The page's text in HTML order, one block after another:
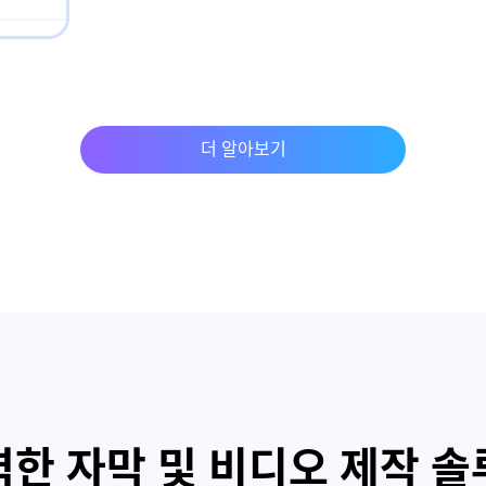
더 알아보기
한 자막 및 비디오 제작 솔